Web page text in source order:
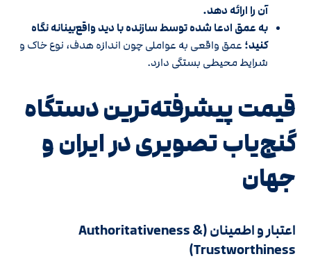
آن را ارائه دهد.
به عمق ادعا شده توسط سازنده با دید واقع‌بینانه نگاه
کنید؛ عمق واقعی به عواملی چون اندازه هدف، نوع خاک و
شرایط محیطی بستگی دارد.
قیمت پیشرفته‌ترین دستگاه
گنج‌یاب تصویری در ایران و
جهان
اعتبار و اطمینان (Authoritativeness &
Trustworthiness)